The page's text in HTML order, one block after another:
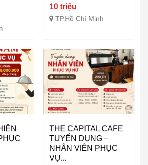
10 triệu
TP.Hồ Chí Minh
THE CAPITAL CAFE
TUYỂN DỤNG –
NHÂN VIÊN PHỤC
VỤ...